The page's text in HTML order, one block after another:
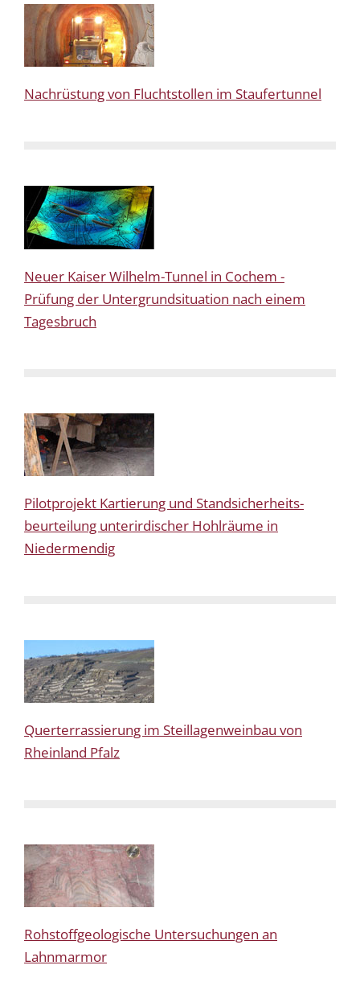
Nachrüstung von Fluchtstollen im Staufertunnel
Neuer Kaiser Wilhelm-Tunnel in Cochem -
Prüfung der Untergrundsituation nach einem
Tagesbruch
Pilotprojekt Kartierung und Standsicherheits-
beurteilung unterirdischer Hohlräume in
Niedermendig
Querterrassierung im Steillagenweinbau von
Rheinland Pfalz
Rohstoffgeologische Untersuchungen an
Lahnmarmor